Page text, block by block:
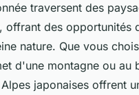
traversent des
offrant des opportunités
nature. Que vous
d'une montagne ou au
japonaises offrent